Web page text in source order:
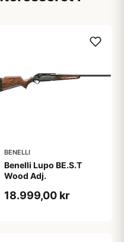
BENELLI
Benelli Lupo BE.S.T
Wood Adj.
18.999,00 kr